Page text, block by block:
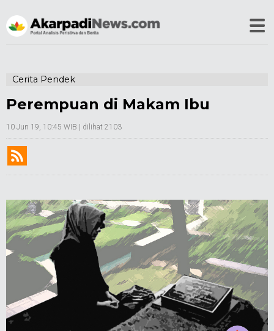
Cerita Pendek
Perempuan di Makam Ibu
10 Jun 19, 10:45 WIB | dilihat 2103